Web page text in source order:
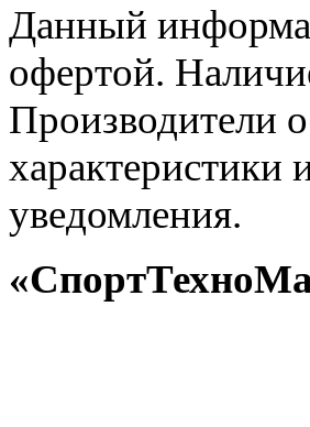
Данный
офертой.
Производители
характеристики
уведомления.